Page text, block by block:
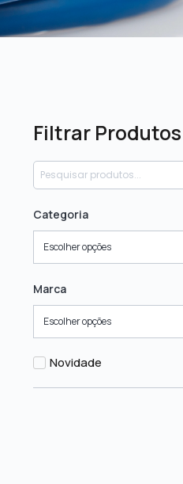
Filtrar Produtos
Categoria
Escolher opções
Marca
Escolher opções
Novidade